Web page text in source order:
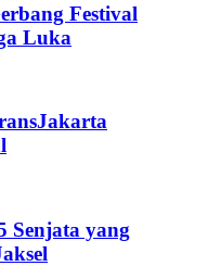
Festival
Luka
Senjata yang